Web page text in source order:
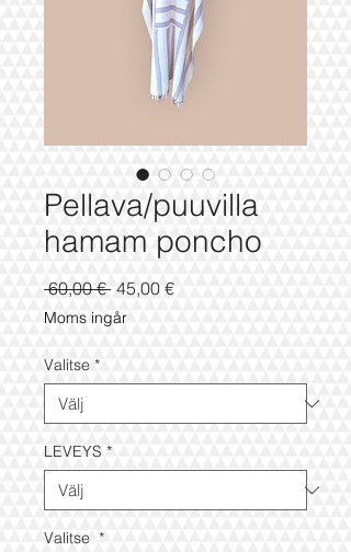
Pellava/puuvilla
hamam poncho
60,00 € Ordinarie
pris
45,00 €Reapris
Moms ingår
Valitse *
LEVEYS *
Valitse *